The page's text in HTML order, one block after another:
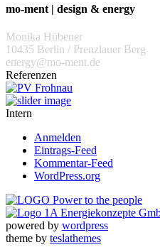
mo-ment | design & energy
Monika Hübener
10435 Berlin / Prenzlauer Berg
energy@mo-ment.de
Referenzen
Intern
Anmelden
Eintrags-Feed
Kommentar-Feed
WordPress.org
powered by wordpress
theme by teslathemes